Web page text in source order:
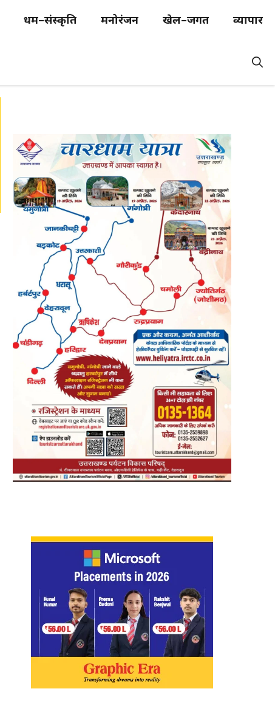
धर्म–संस्कृति मनोरंजन खेल–जगत व्यापार